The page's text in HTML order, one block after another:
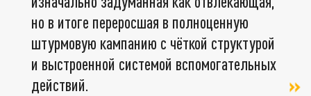
но в итоге переросшая в полноценную
штурмовую кампанию с чёткой структурой
и выстроенной системой вспомогательных
действий.